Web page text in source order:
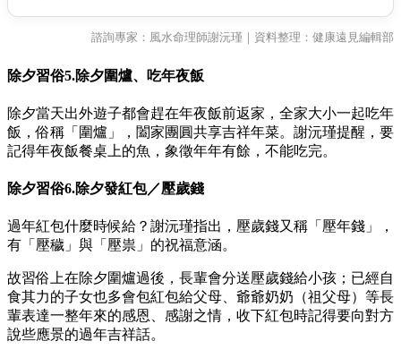
諮詢專家：風水命理師謝沅瑾｜資料整理：健康遠見編輯部
除夕習俗5.除夕圍爐、吃年夜飯
除夕當天出外遊子都會趕在年夜飯前返家，全家大小一起吃年
飯，俗稱「圍爐」，闔家團圓共享吉祥年菜。謝沅瑾提醒，要
記得年夜飯餐桌上的魚，象徵年年有餘，不能吃完。
除夕習俗6.除夕發紅包／壓歲錢
過年紅包什麼時候給？謝沅瑾指出，壓歲錢又稱「壓年錢」，
有「壓穢」與「壓祟」的祝福意涵。
故習俗上在除夕圍爐過後，長輩會分送壓歲錢給小孩；已經自
食其力的子女也多會包紅包給父母、爺爺奶奶（祖父母）等長
輩表達一整年來的感恩、感謝之情，收下紅包時記得要向對方
說些應景的過年吉祥話。